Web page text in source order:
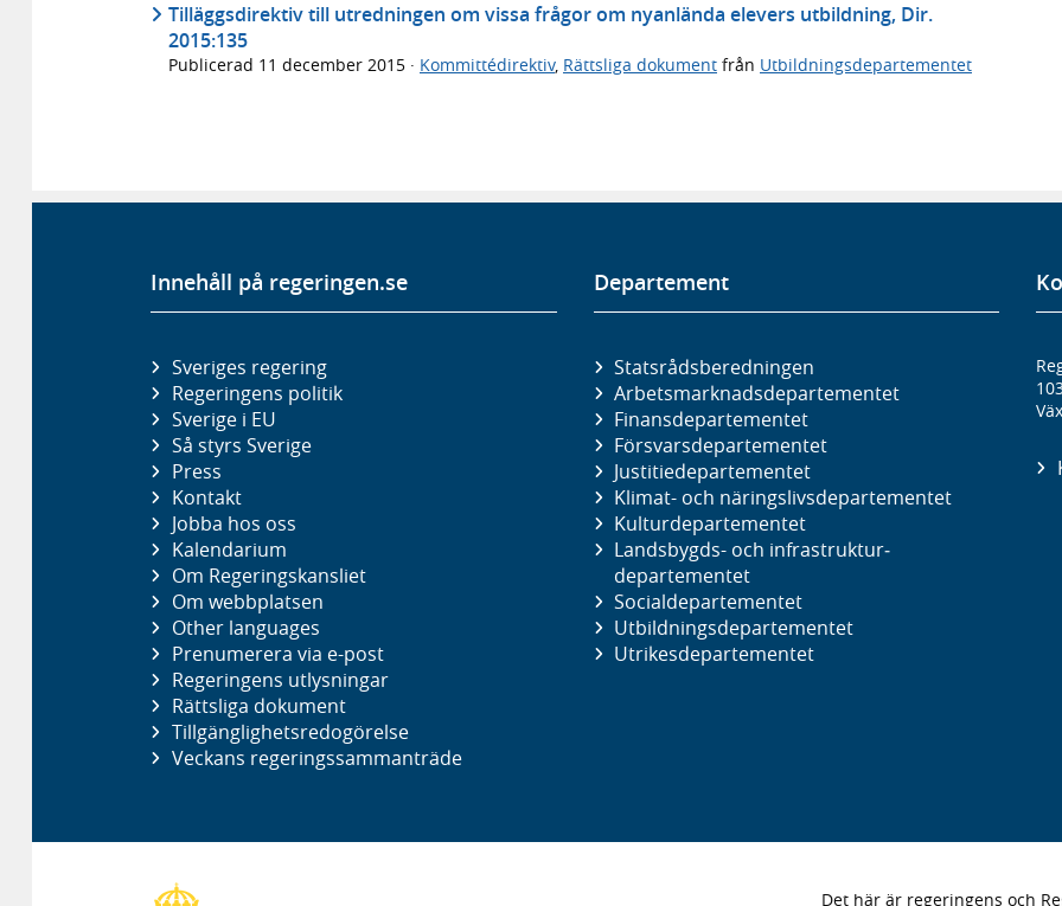
Tilläggsdirektiv till utredningen om vissa frågor om nyanlända elevers utbildning, Dir.
2015:135
Publicerad 11 december 2015 · Kommittédirektiv, Rättsliga dokument från Utbildningsdepartementet
Innehåll på regeringen.se
Sveriges regering
Regeringens politik
Sverige i EU
Så styrs Sverige
Press
Kontakt
Jobba hos oss
Kalendarium
Om Regeringskansliet
Om webbplatsen
Other languages
Prenumerera via e-post
Regeringens utlysningar
Rättsliga dokument
Tillgänglighetsredogörelse
Veckans regeringssammanträde
Departement
Statsrådsberedningen
Arbetsmarknads­departementet
Finans­departementet
Försvars­departementet
Justitie­departementet
Klimat- och näringslivs­departementet
Kultur­departementet
Landsbygds- och infrastruktur­
departementet
Social­departementet
Utbildnings­departementet
Utrikes­departementet
Det här är regeringens och